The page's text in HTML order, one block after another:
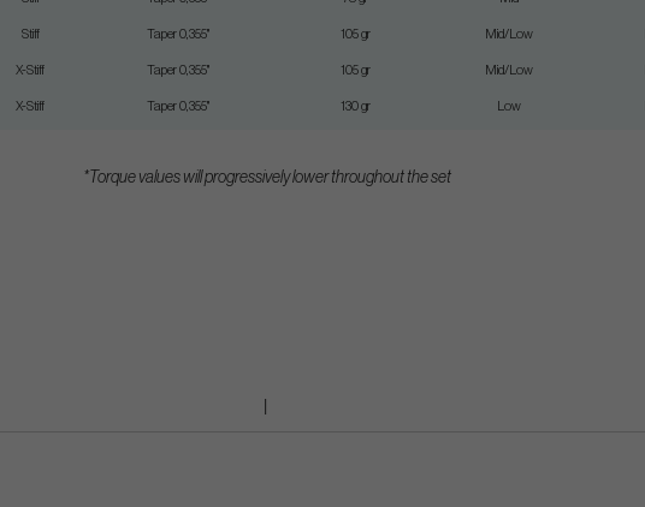
Stiff Taper 0,355" 105 gr Mid/Low
X-Stiff Taper 0,355" 105 gr Mid/Low
X-Stiff Taper 0,355" 130 gr Low
*Torque values will progressively lower throughout the set